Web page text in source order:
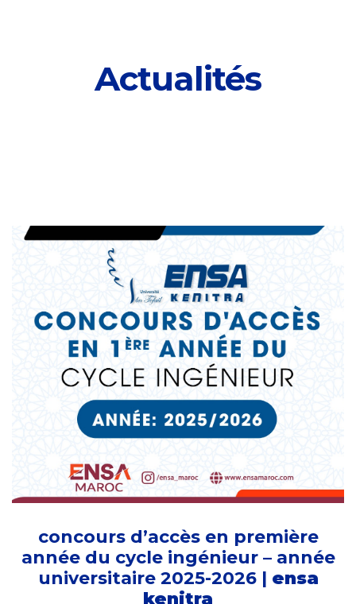
Actualités
concours d’accès en première
année du cycle ingénieur – année
universitaire 2025-2026 | ensa
kenitra